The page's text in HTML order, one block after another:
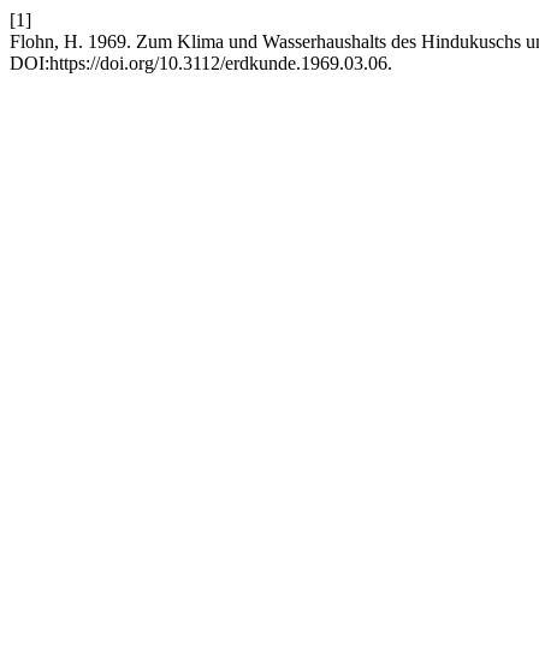
[1]
Flohn, H. 1969. Zum Klima und Wasserhaushalts des Hindukuschs
DOI:https://doi.org/10.3112/erdkunde.1969.03.06.